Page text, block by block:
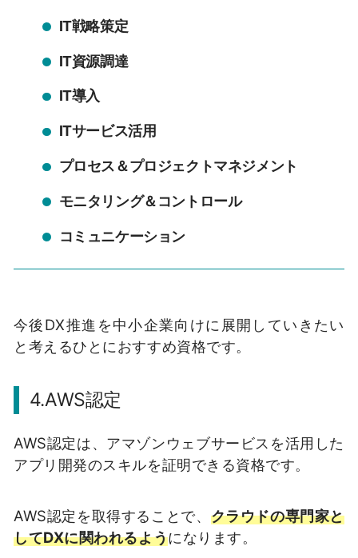
IT戦略策定
IT資源調達
IT導入
ITサービス活用
プロセス＆プロジェクトマネジメント
モニタリング＆コントロール
コミュニケーション
今後DX推進を中小企業向けに展開していきたい
と考えるひとにおすすめ資格です。
4.AWS認定
AWS認定は、アマゾンウェブサービスを活用した
アプリ開発のスキルを証明できる資格です。
AWS認定を取得することで、 クラウドの専門家と
してDXに関われるようになります。